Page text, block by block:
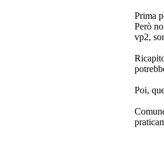
Prima
Però
vp2,
Poi,